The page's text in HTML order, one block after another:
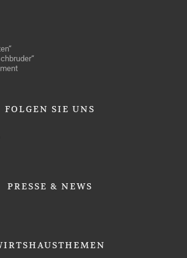
FOLGEN SIE UNS
PRESSE & NEWS